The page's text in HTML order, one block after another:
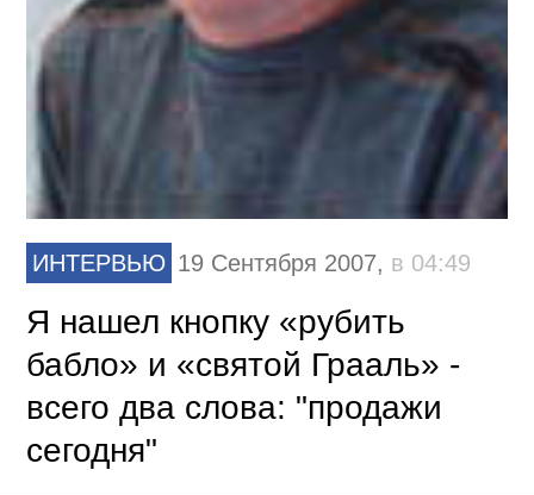
ИНТЕРВЬЮ 19 Сентября 2007, в 04:49
Я нашел кнопку «рубить
бабло» и «святой Грааль» -
всего два слова: "продажи
сегодня"